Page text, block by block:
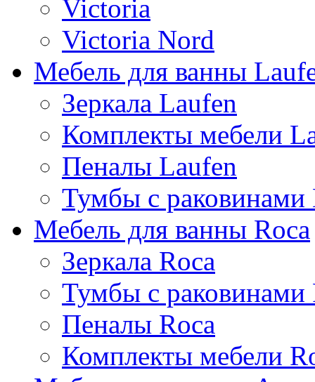
Victoria
Victoria Nord
Мебель для ванны
Зеркала Laufen
Комплекты мебели
Пеналы Laufen
Тумбы с раковинами
Мебель для ванны Roca
Зеркала Roca
Тумбы с раковинами
Пеналы Roca
Комплекты мебели